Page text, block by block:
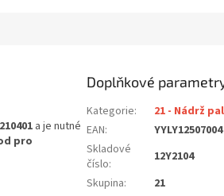
a je nutné
pro
Doplňkové
Kategorie:
21 - Nádrž
EAN:
YYLY12507004
Skladové
číslo:
12Y2104
Skupina:
21